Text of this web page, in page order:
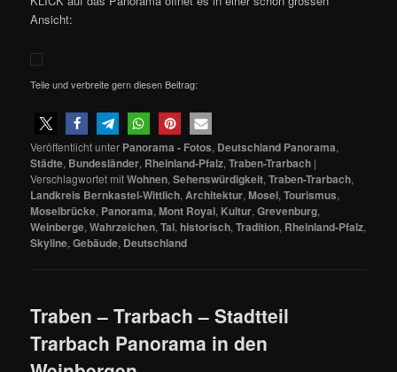
Ansicht:
Teile und verbreite gern diesen Beitrag:
Veröffentlicht unter Panorama - Fotos, Deutschland Panorama,
Städte, Bundesländer, Rheinland-Pfalz,Traben-Trarbach |
Verschlagwortet mitWohnen,Sehenswürdigkeit,Traben-Trarbach,
Landkreis Bernkastel-Wittlich, Architektur,Mosel,Tourismus,
Moselbrücke, Panorama,Mont Royal, Kultur,Grevenburg,
Weinberge,Wahrzeichen,Tal,historisch,Tradition, Rheinland-Pfalz,
Skyline,Gebäude, Deutschland
Traben – Trarbach – Stadtteil
Trarbach Panorama in den